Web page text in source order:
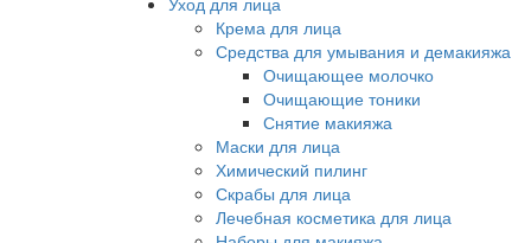
Крема для лица
Средства для умывания и демакияжа
Очищающее молочко
Очищающие тоники
Снятие макияжа
Маски для лица
Химический пилинг
Скрабы для лица
Лечебная косметика для лица